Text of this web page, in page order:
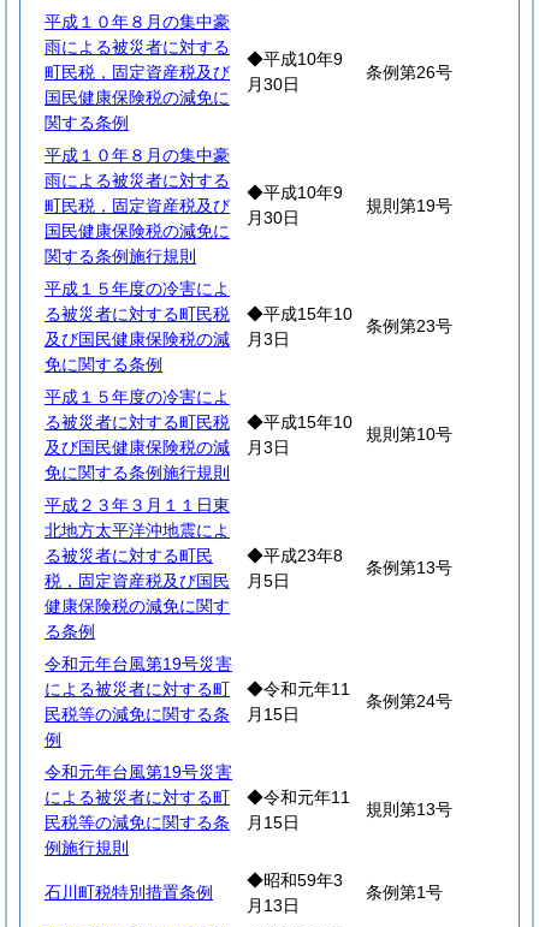
平成１０年８月の集中豪
雨による被災者に対する
町民税，固定資産税及び
国民健康保険税の減免に
関する条例
◆平成10年9
月30日
条例第26号
平成１０年８月の集中豪
雨による被災者に対する
町民税，固定資産税及び
国民健康保険税の減免に
関する条例施行規則
◆平成10年9
月30日
規則第19号
平成１５年度の冷害によ
る被災者に対する町民税
及び国民健康保険税の減
免に関する条例
◆平成15年10
月3日
条例第23号
平成１５年度の冷害によ
る被災者に対する町民税
及び国民健康保険税の減
免に関する条例施行規則
◆平成15年10
月3日
規則第10号
平成２３年３月１１日東
北地方太平洋沖地震によ
る被災者に対する町民
税，固定資産税及び国民
健康保険税の減免に関す
る条例
◆平成23年8
月5日
条例第13号
令和元年台風第19号災害
による被災者に対する町
民税等の減免に関する条
例
◆令和元年11
月15日
条例第24号
令和元年台風第19号災害
による被災者に対する町
民税等の減免に関する条
例施行規則
◆令和元年11
月15日
規則第13号
石川町税特別措置条例
◆昭和59年3
月13日
条例第1号